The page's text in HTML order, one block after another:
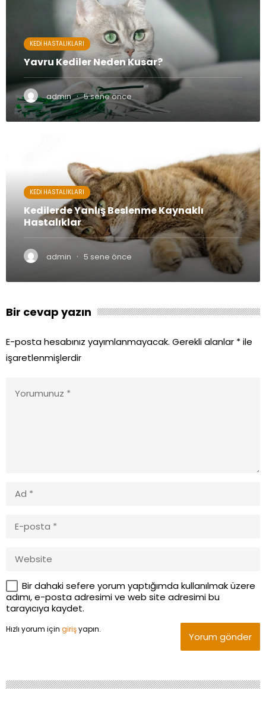
KEDI HASTALIKLARI
Yavru Kediler Neden Kusar?
admin · 5 sene önce
KEDI HASTALIKLARI
Kedilerde Yanlış Beslenme Kaynaklı
Hastalıklar
admin · 5 sene önce
Bir cevap yazın
E-posta hesabınız yayımlanmayacak. Gerekli alanlar *ile
işaretlenmişlerdir
Bir dahaki sefere yorum yaptığımda kullanılmak üzere
adımı, e-posta adresimi ve web site adresimi bu
tarayıcıya kaydet.
Hızlı yorum için girişyapın.
Yorum gönder